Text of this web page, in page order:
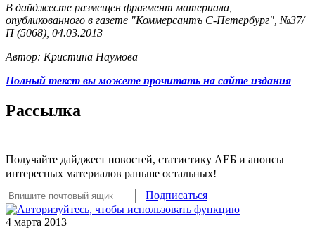
В дайджесте размещен фрагмент материала,
опубликованного в газете "Коммерсантъ С-Петербург", №37/
П (5068), 04.03.2013
Автор: Кристина Наумова
Полный текст вы можете прочитать на сайте издания
Рассылка
Получайте дайджест новостей, статистику АЕБ и анонсы
интересных материалов раньше остальных!
Подписаться
4 марта 2013